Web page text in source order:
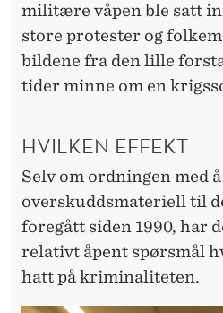
militære våpen ble satt
store protester og
bildene fra den lille
tider minne om en
HVILKEN EFFEKT
Selv om ordningen
overskuddsmateriell til
foregått siden 1990, har
relativt åpent spørsmål
hatt på kriminaliteten.